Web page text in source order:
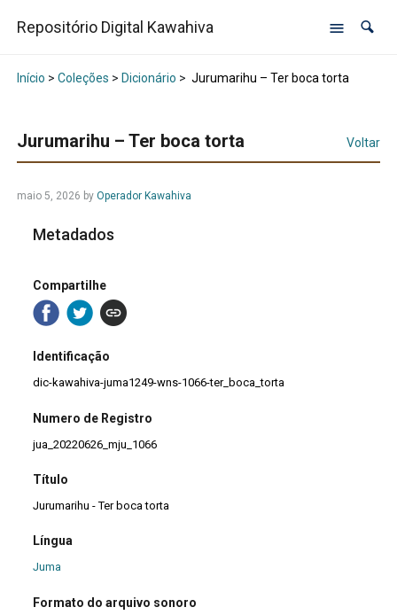
Repositório Digital Kawahiva
Início > Coleções > Dicionário > Jurumarihu – Ter boca torta
Jurumarihu – Ter boca torta Voltar
maio 5, 2026 by Operador Kawahiva
Metadados
Compartilhe
Identificação
dic-kawahiva-juma1249-wns-1066-ter_boca_torta
Numero de Registro
jua_20220626_mju_1066
Título
Jurumarihu - Ter boca torta
Língua
Juma
Formato do arquivo sonoro